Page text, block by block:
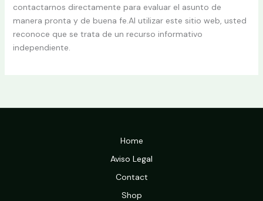
contactarnos directamente para evaluar el asunto de
manera pronta y de buena fe.Al utilizar este sitio web, usted
reconoce que se trata de un recurso informativo
independiente.
Home
Aviso Legal
Contact
Shop